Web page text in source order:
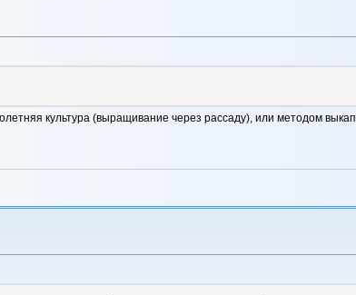
культура (выращивание через рассаду), или методом